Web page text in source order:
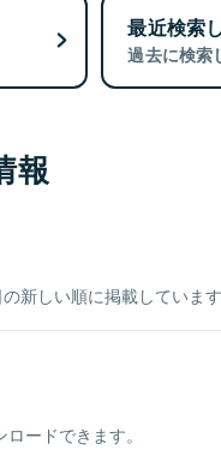
最近検索
過去に検索
報
新しい順に掲載しています
ードできます。